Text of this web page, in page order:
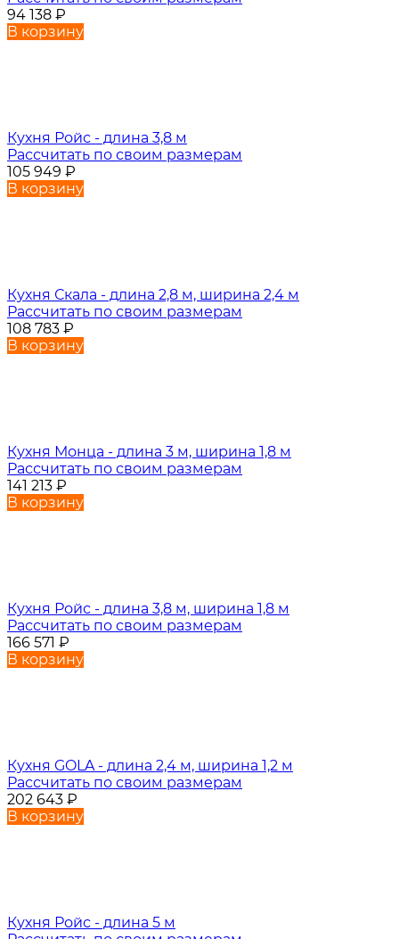
94 138 ₽
В корзину
Кухня Ройс - длина 3,8 м
Рассчитать по своим размерам
105 949 ₽
В корзину
Кухня Скала - длина 2,8 м, ширина 2,4 м
Рассчитать по своим размерам
108 783 ₽
В корзину
Кухня Монца - длина 3 м, ширина 1,8 м
Рассчитать по своим размерам
141 213 ₽
В корзину
Кухня Ройс - длина 3,8 м, ширина 1,8 м
Рассчитать по своим размерам
166 571 ₽
В корзину
Кухня GOLA - длина 2,4 м, ширина 1,2 м
Рассчитать по своим размерам
202 643 ₽
В корзину
Кухня Ройс - длина 5 м